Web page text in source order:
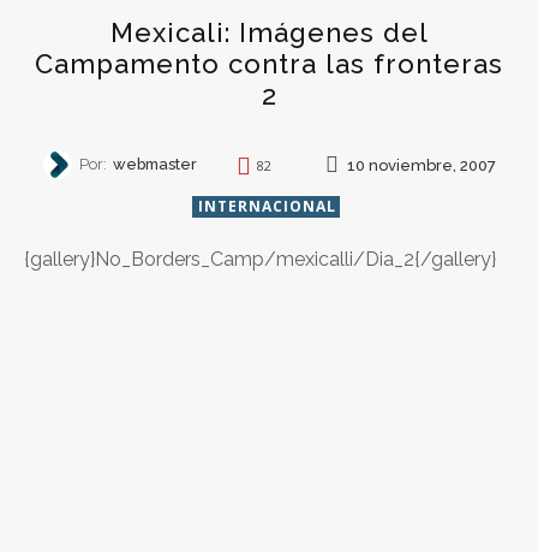
Mexicali: Imágenes del
Campamento contra las fronteras
2
Por: webmaster 82 10 noviembre, 2007
INTERNACIONAL
{gallery}No_Borders_Camp/mexicalli/Dia_2{/gallery}